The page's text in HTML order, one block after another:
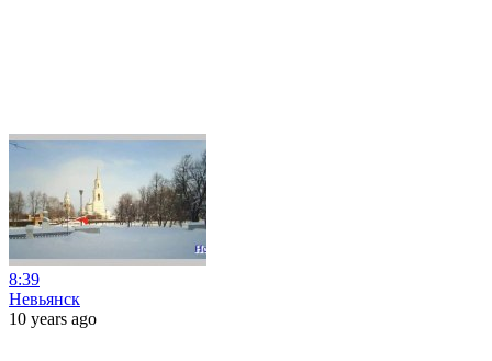
8:39
Невьянск
10 years ago